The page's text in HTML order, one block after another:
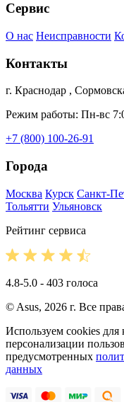
Сервис
О нас Неисправности
Контакты
г. Краснодар ,
Режим работы: Пн-вс
+7 (800) 100-26-91
Города
Москва Курск Санкт-
Тольятти Ульяновск
Рейтинг сервиса
4.8-5.0 - 403 голоса
© Asus, 2026 г. Все
Используем cookies для
персонализации
предусмотренных
данных